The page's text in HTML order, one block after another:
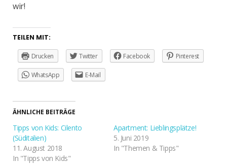
wir!
TEILEN MIT:
Drucken Twitter Facebook Pinterest
WhatsApp E-Mail
ÄHNLICHE BEITRÄGE
Tipps von Kids: Cilento
(Süditalien)
11. August 2018
In "Tipps von Kids"
Apartment: Lieblingsplätze!
5. Juni 2019
In "Themen & Tipps"